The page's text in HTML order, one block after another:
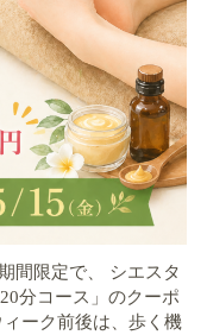
間限定で、 シエスタ
分コース」のクーポ
ーク前後は、歩く機